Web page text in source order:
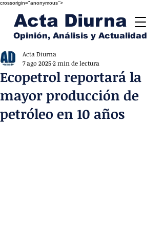
crossorigin="anonymous">
Acta Diurna
Opinión, Análisis y Actualidad
Ecopetrol reportará la
mayor producción de
petróleo en 10 años
Acta Diurna
7 ago 20252 min de lectura